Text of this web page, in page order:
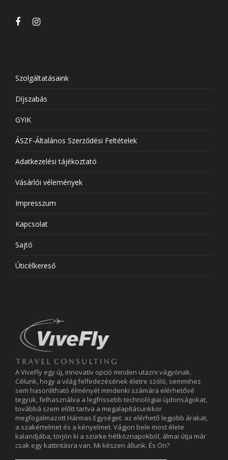
Szolgáltatásaink
Díjszabás
GYIK
ÁSZF-Általános Szerződési Feltételek
Adatkezelési tájékoztató
Vásárlói vélemények
Impresszum
Kapcsolat
Sajtó
Úticélkereső
A ViveFly egy új, innovatív opció minden utazni vágyónak.
Célunk, hogy a világ felfedezésének életre szóló, semmihez
sem hasonlítható élményét mindenki számára elérhetővé
tegyük, felhasználva a legfrissebb technológiai újdonságokat,
továbbá szem előtt tartva a megalapításunkkor
megfogalmazott Hármas Egységet: az elérhető legjobb árakat,
a szakértelmet és a kényelmet. Vágjon bele most élete
kalandjába, törjön ki a szürke hétköznapokból, álmai útja már
csak egy kattintásra van. Mi készen állunk. És Ön?